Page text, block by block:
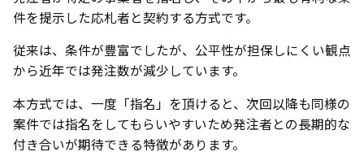
件を提示した応札者と契約する方式です。
従来は、条件が豊富でしたが、公平性が担保しにくい観点
から近年では発注数が減少しています。
本方式では、一度「指名」を頂けると、次回以降も同様の
案件では指名をしてもらいやすいため発注者との長期的な
付き合いが期待できる特徴があります。